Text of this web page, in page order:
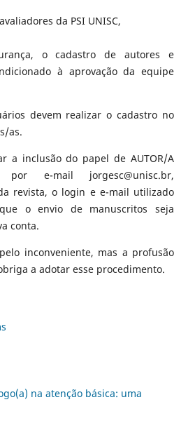
da PSI UNISC,
o cadastro de autores e
à aprovação da equipe
devem realizar o cadastro no
as.
a inclusão do papel de AUTOR/A
por e-mail jorgesc@unisc.br,
revista, o login e e-mail utilizado
o envio de manuscritos seja
conta.
inconveniente, mas a profusão
a adotar esse procedimento.
na atenção básica: uma